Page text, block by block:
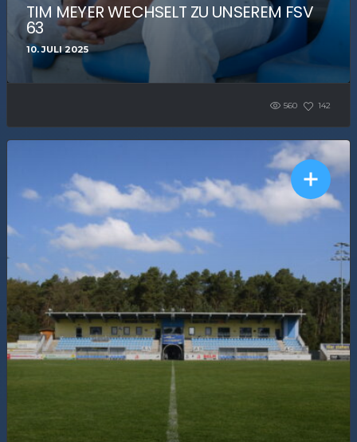
TIM MEYER WECHSELT ZU UNSEREM FSV
63
10. JULI 2025
560 142